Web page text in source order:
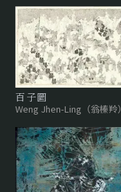
百子圖
Weng Jhen-Ling（翁榛羚）